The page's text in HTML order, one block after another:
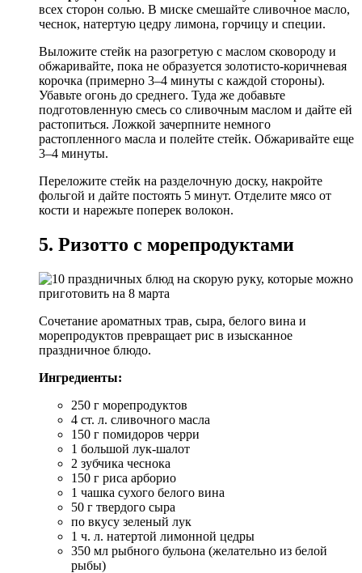
всех сторон солью. В миске смешайте сливочное масло,
чеснок, натертую цедру лимона, горчицу и специи.
Выложите стейк на разогретую с маслом сковороду и
обжаривайте, пока не образуется золотисто-коричневая
корочка (примерно 3–4 минуты с каждой стороны).
Убавьте огонь до среднего. Туда же добавьте
подготовленную смесь со сливочным маслом и дайте ей
растопиться. Ложкой зачерпните немного
растопленного масла и полейте стейк. Обжаривайте еще
3–4 минуты.
Переложите стейк на разделочную доску, накройте
фольгой и дайте постоять 5 минут. Отделите мясо от
кости и нарежьте поперек волокон.
5. Ризотто с морепродуктами
Сочетание ароматных трав, сыра, белого вина и
морепродуктов превращает рис в изысканное
праздничное блюдо.
Ингредиенты:
250 г морепродуктов
4 ст. л. сливочного масла
150 г помидоров черри
1 большой лук-шалот
2 зубчика чеснока
150 г риса арборио
1 чашка сухого белого вина
50 г твердого сыра
по вкусу зеленый лук
1 ч. л. натертой лимонной цедры
350 мл рыбного бульона (желательно из белой
рыбы)